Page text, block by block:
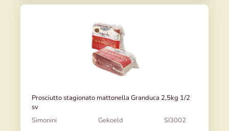
Prosciutto stagionato mattonella Granduca 2,5kg 1/2
sv
Simonini
Gekoeld SI3002